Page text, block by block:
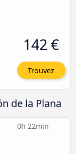
142 €
Trouvez
de la Plana
0h 22min